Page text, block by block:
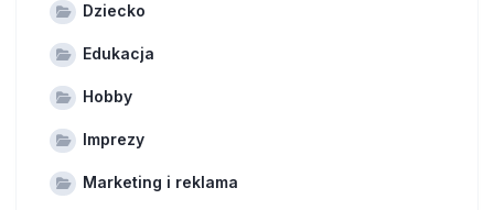
Dziecko
Edukacja
Hobby
Imprezy
Marketing i reklama